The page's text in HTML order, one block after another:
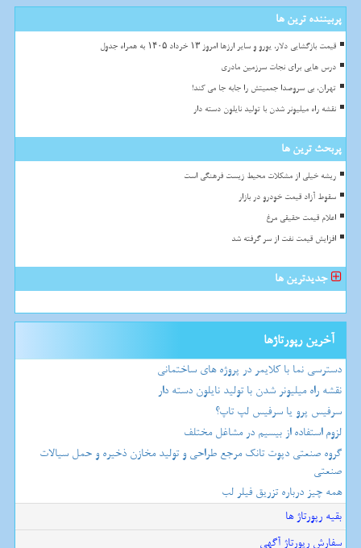
پربیننده ترین ها
قیمت بازگشایی دلار، یورو و سایر ارزها امروز ۱۳ خرداد ۱۴۰۵ به همراه جدول
درس هایی برای نجات سرزمین مادری
تهران، بی سروصدا جمعیتش را جابه جا می کند!
نقشه راه میلیونر شدن با تولید نایلون دسته دار
پربحث ترین ها
ریشه خیلی از مشکلات محیط زیست فرهنگی است
سقوط آزاد قیمت خودرو در بازار
اعلام قیمت حقیقی مرغ
افزایش قیمت نفت از سر گرفته شد
جدیدترین ها
آخرین رپورتاژها
دسترسی نما با کلایمر در پروژه های ساختمانی
نقشه راه میلیونر شدن با تولید نایلون دسته دار
سرفیس پرو یا سرفیس لپ تاپ؟
لزوم استفاده از بیسیم در مشاغل مختلف
گروه صنعتی دپوت تانک مرجع طراحی و تولید مخازن ذخیره و حمل سیالات
صنعتی
همه چیز درباره تزریق فیلر لب
بقیه رپورتاژ ها
سفارش رپورتاژ آگهی